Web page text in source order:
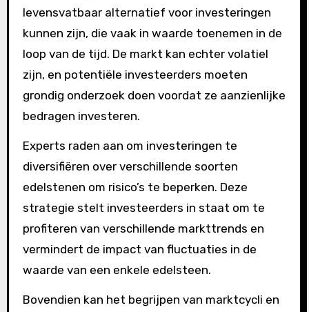
levensvatbaar alternatief voor investeringen
kunnen zijn, die vaak in waarde toenemen in de
loop van de tijd. De markt kan echter volatiel
zijn, en potentiële investeerders moeten
grondig onderzoek doen voordat ze aanzienlijke
bedragen investeren.
Experts raden aan om investeringen te
diversifiëren over verschillende soorten
edelstenen om risico’s te beperken. Deze
strategie stelt investeerders in staat om te
profiteren van verschillende markttrends en
vermindert de impact van fluctuaties in de
waarde van een enkele edelsteen.
Bovendien kan het begrijpen van marktcycli en